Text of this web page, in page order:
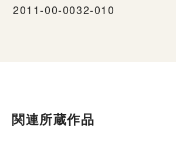
2011-00-0032-010
関連所蔵作品